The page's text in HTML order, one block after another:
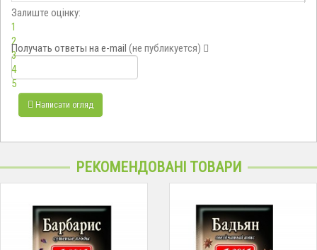
Залиште оцінку:
1
2
3
4
5
Получать ответы на e-mail (не публикуется)
Написати огляд
РЕКОМЕНДОВАНІ ТОВАРИ